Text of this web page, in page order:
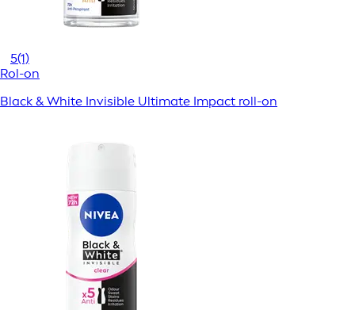
5(1)
Rol-on
Black & White Invisible Ultimate Impact roll-on